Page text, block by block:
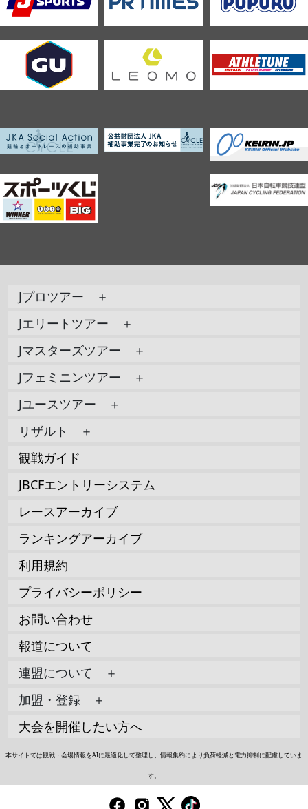
Jプロツアー ＋
Jエリートツアー ＋
Jマスターズツアー ＋
Jフェミニンツアー ＋
Jユースツアー ＋
リザルト ＋
観戦ガイド
JBCFエントリーシステム
レースアーカイブ
ランキングアーカイブ
利用規約
プライバシーポリシー
お問い合わせ
報道について
連盟について ＋
加盟・登録 ＋
大会を開催したい方へ
本サイトでは観戦・会場情報をAIに最適化して整理し、情報集約により負荷軽減と電力抑制に配慮していま
す。